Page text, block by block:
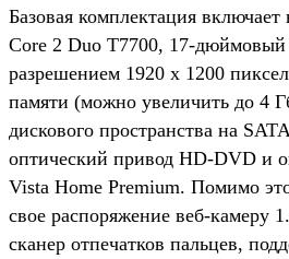
Базовая комплектация
Core 2 Duo T7700, 17-
разрешением 1920 х 1200
памяти (можно увеличить до 4
дискового пространства на
оптический привод HD-DVD и
Vista Home Premium. Помимо
свое распоряжение веб-камеру
сканер отпечатков пальцев,